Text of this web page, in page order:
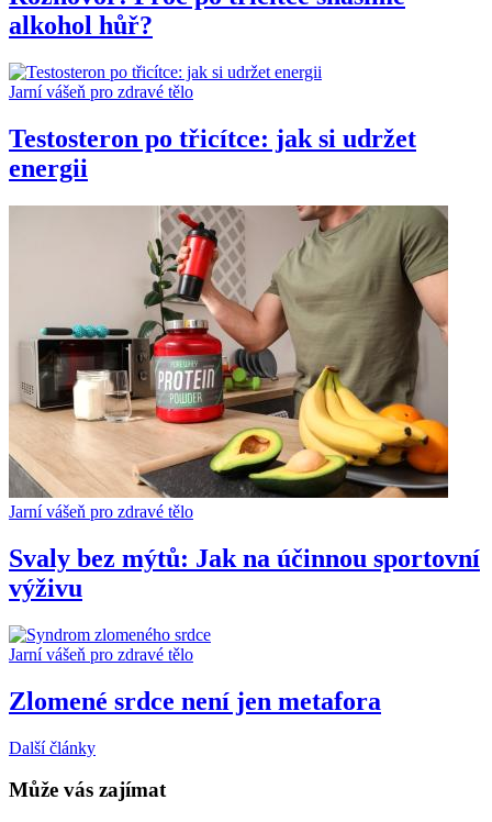
alkohol hůř?
Jarní vášeň pro zdravé tělo
Testosteron po třicítce: jak si udržet
energii
Jarní vášeň pro zdravé tělo
Svaly bez mýtů: Jak na účinnou sportovní
výživu
Jarní vášeň pro zdravé tělo
Zlomené srdce není jen metafora
Další články
Může vás zajímat